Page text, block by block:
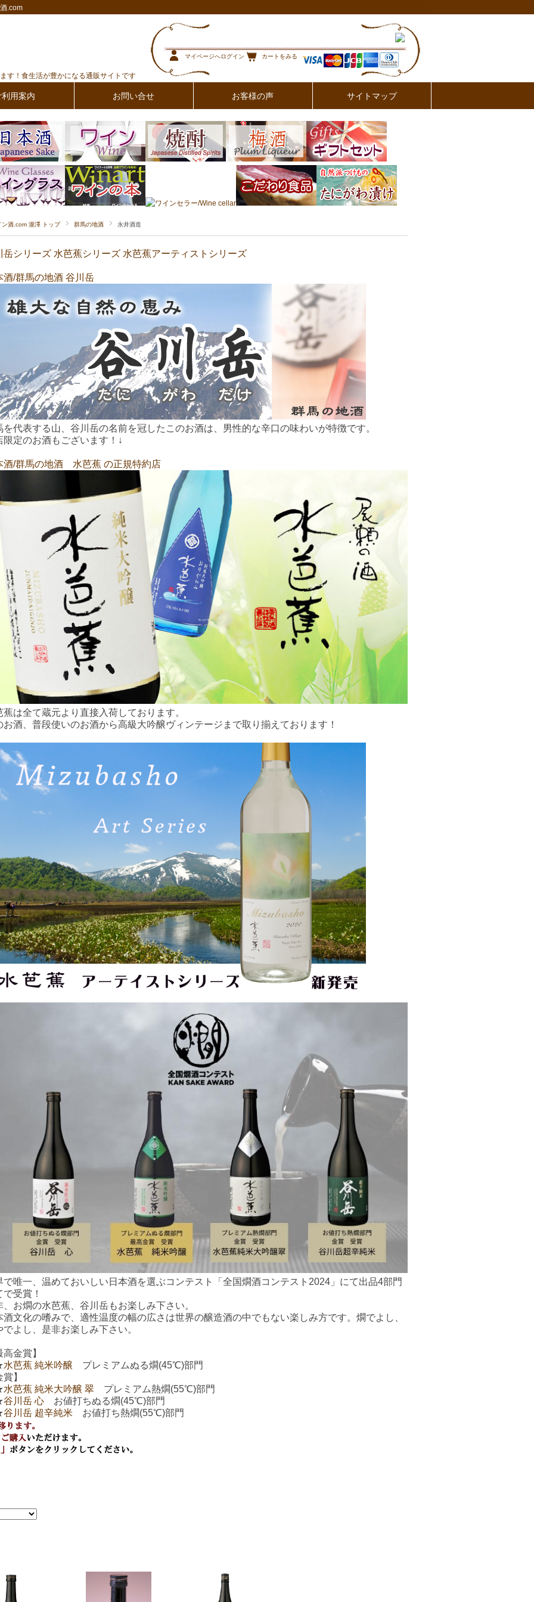
.com
す！食生活が豊かになる通販サイトです
マイページへログイン カートをみる
利用案内 お問い合せ お客様の声 サイトマップ
ン酒.com 瀧澤 トップ 群馬の地酒 永井酒造
岳シリーズ 水芭蕉シリーズ 水芭蕉アーティストシリーズ
酒/群馬の地酒 谷川岳
を代表する山、谷川岳の名前を冠したこのお酒は、男性的な辛口の味わいが特徴です。
限定のお酒もございます！↓
酒/群馬の地酒 水芭蕉 の正規特約店
蕉は全て蔵元より直接入荷しております。
お酒、普段使いのお酒から高級大吟醸ヴィンテージまで取り揃えております！
で唯一、温めておいしい日本酒を選ぶコンテスト「全国燗酒コンテスト2024」にて出品4部門
で受賞！
、お燗の水芭蕉、谷川岳もお楽しみ下さい。
酒文化の嗜みで、適性温度の幅の広さは世界の醸造酒の中でもない楽しみ方です。燗でよし、
でよし、是非お楽しみ下さい。
高金賞】
水芭蕉 純米吟醸 プレミアムぬる燗(45℃)部門
】
水芭蕉 純米大吟醸 翠 プレミアム熱燗(55℃)部門
谷川岳 心 お値打ちぬる燗(45℃)部門
谷川岳 超辛純米 お値打ち熱燗(55℃)部門